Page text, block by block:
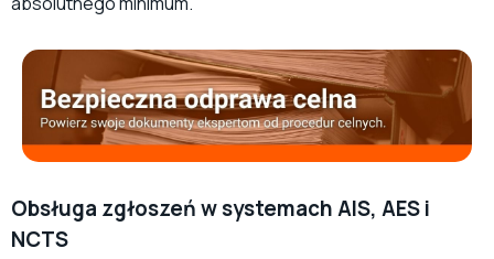
Obsługa zgłoszeń w systemach AIS, AES i
NCTS